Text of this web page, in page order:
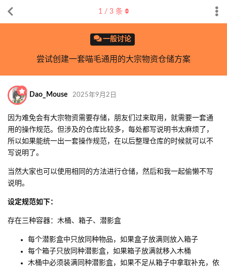
一般讨论
尝试创建一套喵毛通用的大宗物资仓储方案
1 / 3条
Dao_Mouse 2025年9月2日
因为难免会有大宗物资需要存储，朋友们过来取用，就需要一套通
用的操作规范。但涉及的仓库比较多，每处都写说明书太麻烦了，
所以如果能统一出一套操作规范，在以后整理仓库的时候就可以不
写说明了。
当然大家也可以使用相同的方法进行仓储，然后和我一起偷懒不写
说明。
设定规范如下：
存在三种容器：木桶、箱子、潜影盒
每个潜影盒中只放同种物品，如果盒子放满则放入箱子
每个箱子只放同种潜影盒，如果箱子放满就移入木桶
木桶中必须装满同种潜影盒，如果不足从箱子中拿取补充，依